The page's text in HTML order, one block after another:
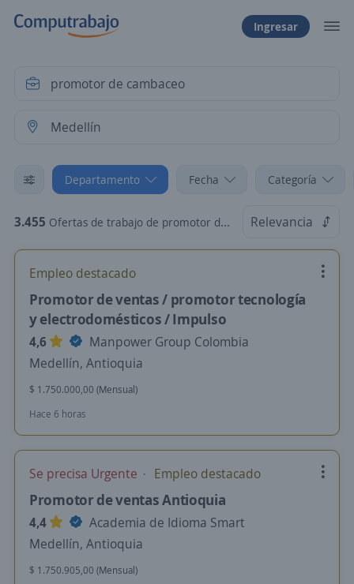
Ingresar
Departamento Fecha Categoría
3.455 Ofertas de trabajo de promotor de cambaceo en Medellín, Antioquia Relevancia
Empleo destacado
Promotor de ventas / promotor tecnología
y electrodomésticos / Impulso
4,6
Manpower Group Colombia
Medellín, Antioquia
$ 1.750.000,00 (Mensual)
Hace 6 horas
Se precisa Urgente Empleo destacado
Promotor de ventas Antioquia
4,4
Academia de Idioma Smart
Medellín, Antioquia
$ 1.750.905,00 (Mensual)